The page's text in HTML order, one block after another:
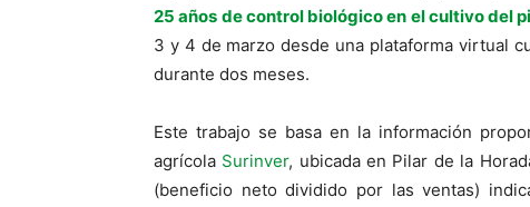
25 años de control biológico en el cultivo del
3 y 4 de marzo desde una plataforma virtual
durante dos meses.
Este trabajo se basa en la información
agrícola Surinver, ubicada en Pilar de la
(beneficio neto dividido por las ventas)